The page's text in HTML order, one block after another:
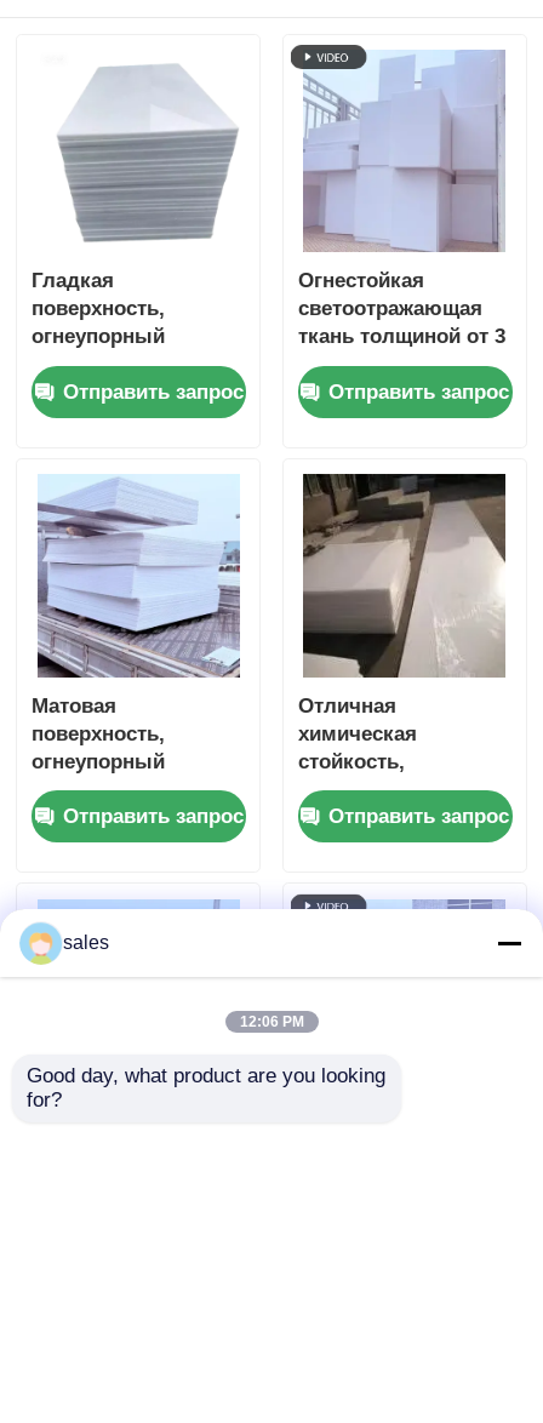
Гладкая
поверхность,
огнеупорный
поликарбонатный
лист,
обеспечивающий
лет,
предназначенный
для огнестойкой
промышленности.
Отправить запрос
Огнестойкая
светоотражающая
ткань толщиной от 3
до 30 мм, матовая
поверхность.
Рекомендуется для
огнестойкой
спецодежды.
Отправить запрос
Матовая
поверхность,
огнеупорный
полипропиленовый
лист, одобренный
RoHS, огнеупорный
предназначенный
для безопасности и
механического
использования
Отправить запрос
Отличная
химическая
стойкость,
огнестойкое
полиэфирное
волокно с хорошей
ультрафиолетовому
для огнестойких
тканей и средств
защиты.
Отправить запрос
sales
12:06 PM
Good day, what product are you looking
for?